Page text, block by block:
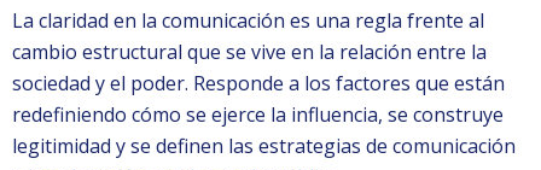
La claridad en la comunicación es una regla frente al
cambio estructural que se vive en la relación entre la
sociedad y el poder. Responde a los factores que están
redefiniendo cómo se ejerce la influencia, se construye
legitimidad y se definen las estrategias de comunicación